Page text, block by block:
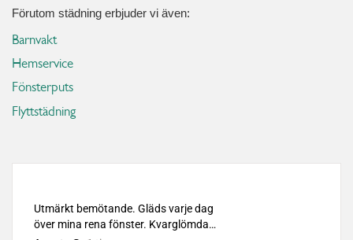
Förutom städning erbjuder vi även:
Barnvakt
Hemservice
Fönsterputs
Flyttstädning